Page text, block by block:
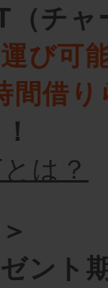
（チ
び可
間借
！
は？
ント